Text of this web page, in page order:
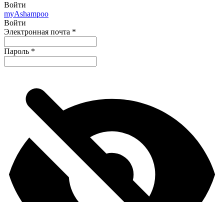
Войти
myAshampoo
Войти
Электронная почта *
Пароль *